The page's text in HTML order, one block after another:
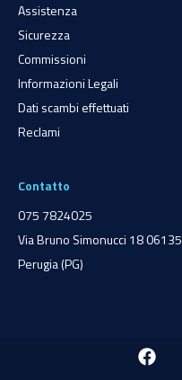
Assistenza
Sicurezza
Commissioni
Informazioni Legali
Dati scambi effettuati
Reclami
Contatto
075 7824025
Via Bruno Simonucci 18 06135
Perugia (PG)